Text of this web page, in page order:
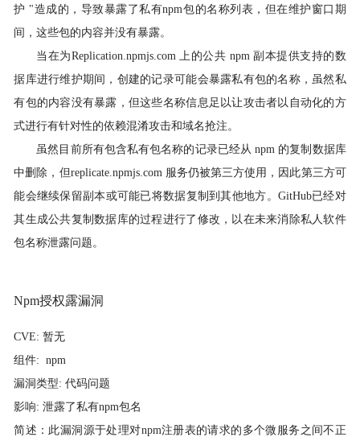
护 "造成的，导致暴露了私有npm包的名称列表，但在维护窗口期
间，这些包的内容并没有暴露。
当在为Replication.npmjs.com 上的公共 npm 副本提供支持的数
据库进行维护期间，创建的记录可能会暴露私有包的名称，虽然私
有包的内容没有暴露，但这些名称信息足以让攻击者以自动化的方
式进行有针对性的依赖混淆攻击和域名抢注。
虽然目前所有包含私有包名称的记录已经从 npm 的复制数据库
中删除，但replicate.npmjs.com 服务仍被第三方使用，因此第三方可
能会继续保留副本或可能已将数据复制到其他地方。GitHub已经对
其生成公共复制数据库的过程进行了修改，以在未来消除私人软件
包名称泄露问题。
Npm授权露漏洞
CVE:暂无
组件: npm
漏洞类型: 代码问题
影响: 泄露了私有npm包名
简述：此漏洞源于处理对npm注册表的请求的多个微服务之间不正